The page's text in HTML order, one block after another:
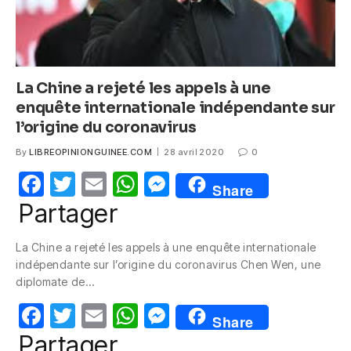
La Chine a rejeté les appels à une
enquête internationale indépendante sur
l’origine du coronavirus
By LIBREOPINIONGUINEE.COM 28 avril 2020 0
F
a
e
b
o
o
T
w
itt
er
E
m
W
s
p
p
M
e
e
g
er
Share
Partager
La Chine a rejeté les appels à une enquête internationale
indépendante sur l’origine du coronavirus Chen Wen, une
diplomate de…
F
a
T
w
E
m
W M
e
Share